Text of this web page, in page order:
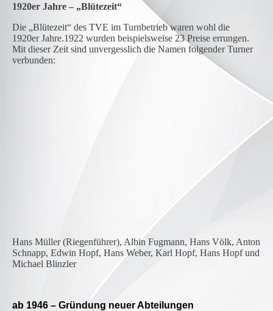
1920er Jahre – „Blütezeit“
Die „Blütezeit“ des TVE im Turnbetrieb waren wohl die
1920er Jahre.1922 wurden beispielsweise 23 Preise errungen.
Mit dieser Zeit sind unvergesslich die Namen folgender Turner
verbunden:
Hans Müller (Riegenführer), Albin Fugmann, Hans Völk, Anton
Schnapp, Edwin Hopf, Hans Weber, Karl Hopf, Hans Hopf und
Michael Blinzler
ab 1946 – Gründung neuer Abteilungen